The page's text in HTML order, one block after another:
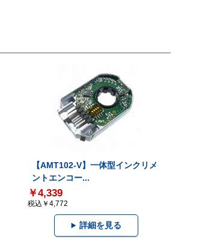
【AMT102-V】一体型インクリメ
ントエンコー...
￥4,339
税込￥4,772
詳細を見る